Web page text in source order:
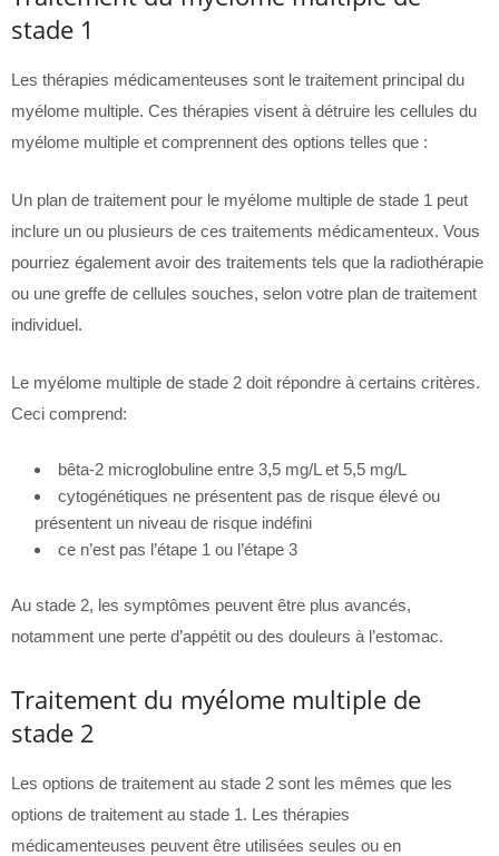
stade 1
Les thérapies médicamenteuses sont le traitement principal du
myélome multiple. Ces thérapies visent à détruire les cellules du
myélome multiple et comprennent des options telles que :
Un plan de traitement pour le myélome multiple de stade 1 peut
inclure un ou plusieurs de ces traitements médicamenteux. Vous
pourriez également avoir des traitements tels que la radiothérapie
ou une greffe de cellules souches, selon votre plan de traitement
individuel.
Le myélome multiple de stade 2 doit répondre à certains critères.
Ceci comprend:
bêta-2 microglobuline entre 3,5 mg/L et 5,5 mg/L
cytogénétiques ne présentent pas de risque élevé ou
présentent un niveau de risque indéfini
ce n’est pas l’étape 1 ou l’étape 3
Au stade 2, les symptômes peuvent être plus avancés,
notamment une perte d’appétit ou des douleurs à l’estomac.
Traitement du myélome multiple de
stade 2
Les options de traitement au stade 2 sont les mêmes que les
options de traitement au stade 1. Les thérapies
médicamenteuses peuvent être utilisées seules ou en